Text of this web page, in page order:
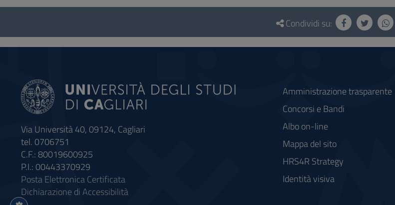
Questionario
social
Condividi su:
Via Università 40, 09124, Cagliari
tel. 0706751
C.F.: 80019600925
P.I.: 00443370929
Posta Elettronica Certificata
Dichiarazione di Accessibilità
Amministrazione trasparente
Concorsi e Bandi
Albo on-line
Mappa del sito
HRS4R Strategy
Identità visiva